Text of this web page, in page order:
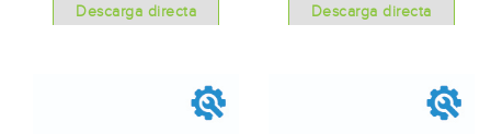
Descarga directa Descarga directa